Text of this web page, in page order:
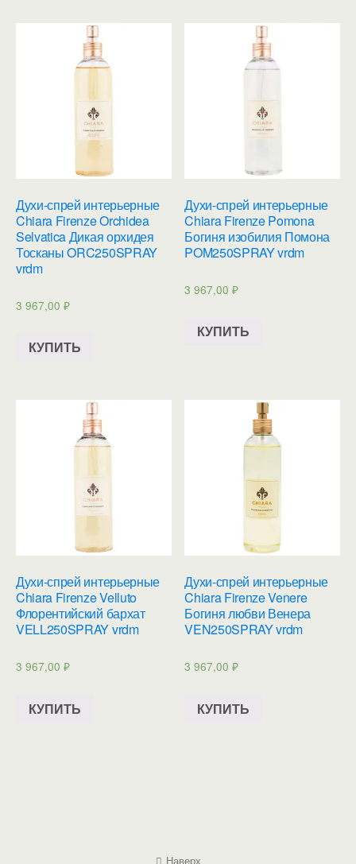
Духи-спрей интерьерные
Chiara Firenze Orchidea
Selvatica Дикая орхидея
Тосканы ORC250SPRAY
vrdm
3 967,00 ₽
КУПИТЬ
Духи-спрей интерьерные
Chiara Firenze Pomona
Богиня изобилия Помона
POM250SPRAY vrdm
3 967,00₽
КУПИТЬ
Духи-спрей интерьерные
Chiara Firenze Velluto
Флорентийский бархат
VELL250SPRAY vrdm
3 967,00 ₽
КУПИТЬ
Духи-спрей интерьерные
Chiara Firenze Venere
Богиня любви Венера
VEN250SPRAY vrdm
3 967,00₽
КУПИТЬ
Наверх